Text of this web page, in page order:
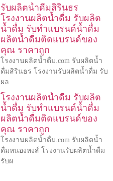
รับผลิตน้ำดื่มสิรินธร
โรงงานผลิตน้ำดื่ม รับผลิต
น้ำดื่ม รับทำแบรนด์น้ำดื่ม
ผลิตน้ำดื่มติดแบรนด์ของ
คุณ ราคาถูก
โรงงานผลิตน้ำดื่ม.com รับผลิตน้ำ
ดื่มสิรินธร โรงงานรับผลิตน้ำดื่ม รับ
ผล
โรงงานผลิตน้ำดื่ม รับผลิต
น้ำดื่ม รับทำแบรนด์น้ำดื่ม
ผลิตน้ำดื่มติดแบรนด์ของ
คุณ ราคาถูก
โรงงานผลิตน้ำดื่ม.com รับผลิตน้ำ
ดื่มหนองหงส์ โรงงานรับผลิตน้ำดื่ม
รับผ